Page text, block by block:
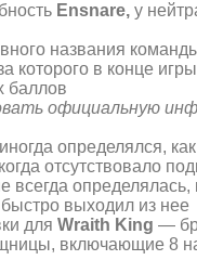
Ensnare, у
названия
которого в конце
баллов
официальную
определялся,
отсутствовало
всегда
быстро выходил из нее
для Wraith King —
включающие 8